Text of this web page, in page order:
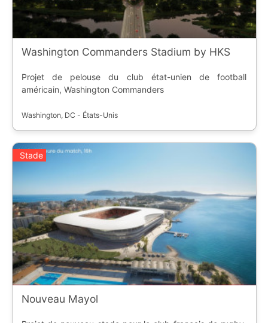
Washington Commanders Stadium by HKS
Projet de pelouse du club état-unien de football
américain, Washington Commanders
Washington, DC - États-Unis
Stade
Nouveau Mayol